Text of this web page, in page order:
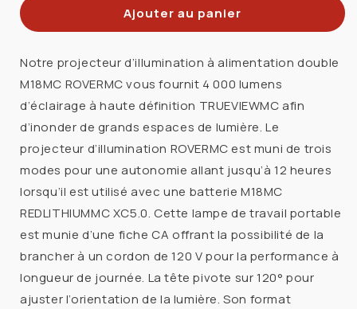
MILWAUKEE
2366-
PROJECTEUR
DOUBLE
PUISSANCE
M18
OUTIL
SEULEMENT
de
MILWAUKEE
2366-
PROJECTEUR
DOUBLE
PUISSANCE
M18
OUTIL
SEULEMENT
Ajouter au panier
Notre projecteur d’illumination à alimentation double
M18MC ROVERMC vous fournit 4 000 lumens
d’éclairage à haute définition TRUEVIEWMC afin
d’inonder de grands espaces de lumière. Le
projecteur d’illumination ROVERMC est muni de trois
modes pour une autonomie allant jusqu’à 12 heures
lorsqu’il est utilisé avec une batterie M18MC
REDLITHIUMMC XC5.0. Cette lampe de travail portable
est munie d’une fiche CA offrant la possibilité de la
brancher à un cordon de 120 V pour la performance à
longueur de journée. La tête pivote sur 120° pour
ajuster l’orientation de la lumière. Son format